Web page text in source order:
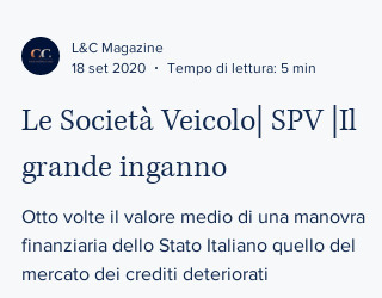
L&C Magazine
18 set 2020
Tempo di lettura: 5 min
Le Società Veicolo| SPV |Il
grande inganno
Otto volte il valore medio di una manovra